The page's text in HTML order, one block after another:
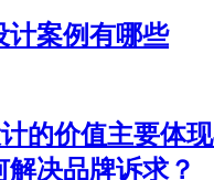
计案例有哪些
的价值主要体
解决品牌诉求？